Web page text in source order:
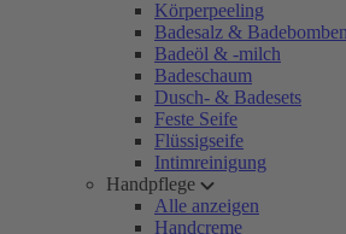
Körperpeeling
Badesalz & Badebomben
Badeöl & -milch
Badeschaum
Dusch- & Badesets
Feste Seife
Flüssigseife
Intimreinigung
Handpflege
Alle anzeigen
Handcreme